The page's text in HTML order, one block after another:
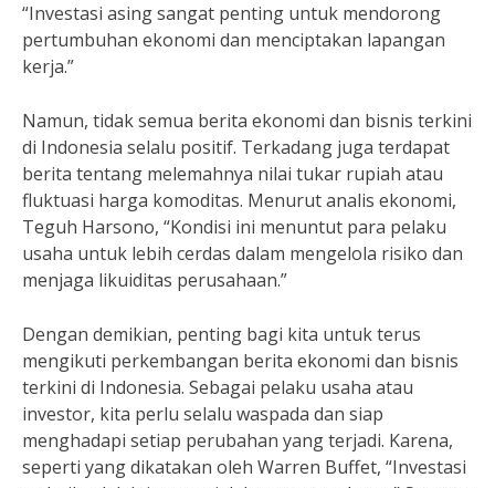
“Investasi asing sangat penting untuk mendorong
pertumbuhan ekonomi dan menciptakan lapangan
kerja.”
Namun, tidak semua berita ekonomi dan bisnis terkini
di Indonesia selalu positif. Terkadang juga terdapat
berita tentang melemahnya nilai tukar rupiah atau
fluktuasi harga komoditas. Menurut analis ekonomi,
Teguh Harsono, “Kondisi ini menuntut para pelaku
usaha untuk lebih cerdas dalam mengelola risiko dan
menjaga likuiditas perusahaan.”
Dengan demikian, penting bagi kita untuk terus
mengikuti perkembangan berita ekonomi dan bisnis
terkini di Indonesia. Sebagai pelaku usaha atau
investor, kita perlu selalu waspada dan siap
menghadapi setiap perubahan yang terjadi. Karena,
seperti yang dikatakan oleh Warren Buffet, “Investasi